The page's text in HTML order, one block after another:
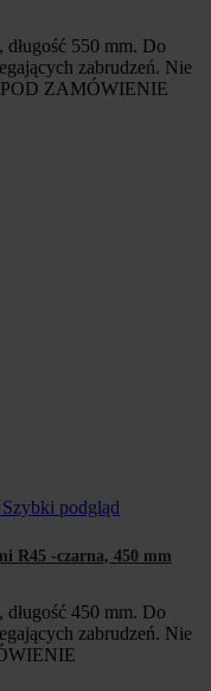
550 mm. Do
zabrudzeń. Nie
ZAMÓWIENIE
Szybki podgląd
R45 -czarna, 450 mm
450 mm. Do
zabrudzeń. Nie